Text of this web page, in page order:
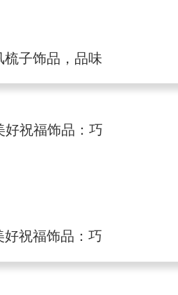
梳子饰品，品味
好祝福饰品：巧